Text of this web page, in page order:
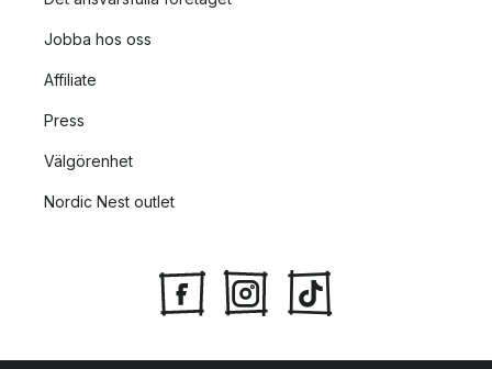
Jobba hos oss
Affiliate
Press
Välgörenhet
Nordic Nest outlet